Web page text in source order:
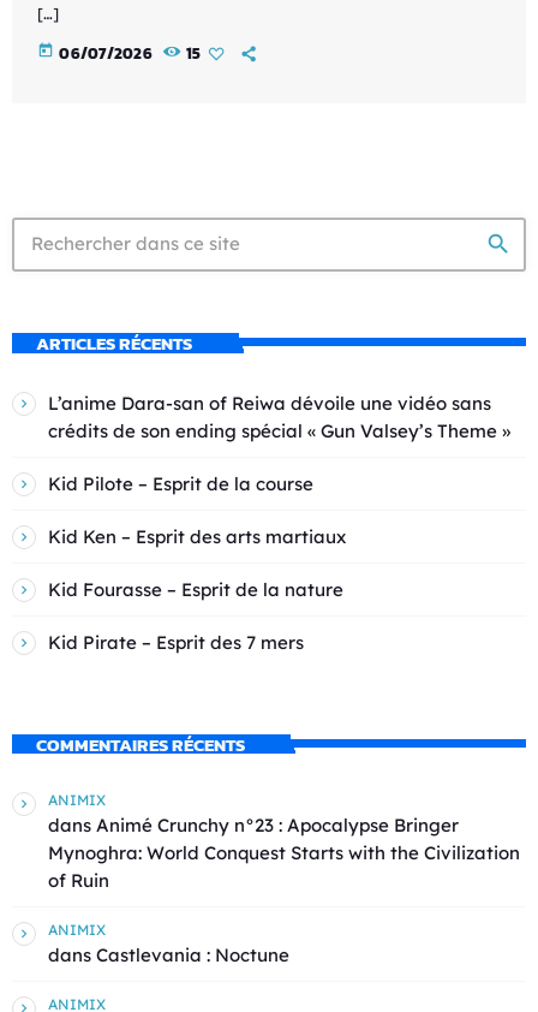
[…]
today 06/07/2026 15
search
ARTICLES RÉCENTS
L’anime Dara-san of Reiwa dévoile une vidéo sans
crédits de son ending spécial « Gun Valsey’s Theme »
Kid Pilote – Esprit de la course
Kid Ken – Esprit des arts martiaux
Kid Fourasse – Esprit de la nature
Kid Pirate – Esprit des 7 mers
COMMENTAIRES RÉCENTS
ANIMIX
dans Animé Crunchy n°23 : Apocalypse Bringer
Mynoghra: World Conquest Starts with the Civilization
of Ruin
ANIMIX
dans Castlevania : Noctune
ANIMIX